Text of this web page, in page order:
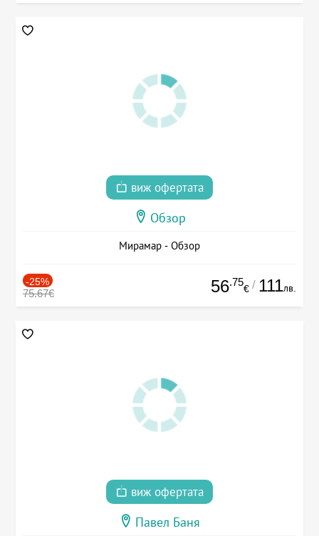
виж офертата
Обзор
Мирамар - Обзор
-25%
75.67€ 56.75
€ / 111лв.
виж офертата
Павел Баня